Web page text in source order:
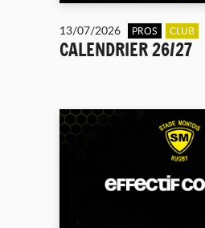
13/07/2026 PROS CLUB
CALENDRIER 26/27